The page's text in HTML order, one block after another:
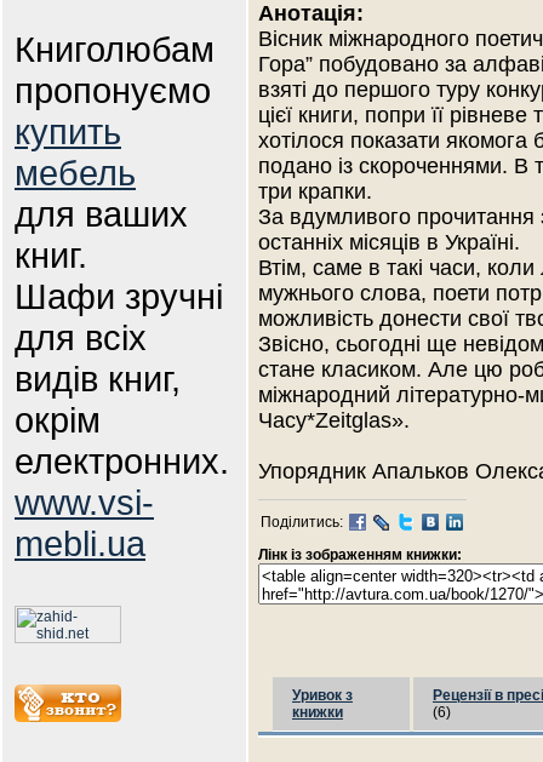
Книголюбам
пропонуємо
купить
мебель
для ваших
книг.
Шафи зручні
для всіх
видів книг,
окрім
електронних.
www.vsi-
mebli.ua
Анотація:
Вісник міжнародного
Гора” побудовано за
взяті до першого туру
цієї книги, попри її
хотілося показати якомога
подано із скороченнями. В
три крапки.
За вдумливого прочитання
останніх місяців в Україні.
Втім, саме в такі часи,
мужнього слова, поети
можливість донести свої
Звісно, сьогодні ще
стане класиком. Але цю
міжнародний літературно-
Часу*Zeitglas».
Упорядник Апальков
Поділитись:
Лінк із зображенням книжки:
Уривок з
книжки
Рецензії в пресі
(6)